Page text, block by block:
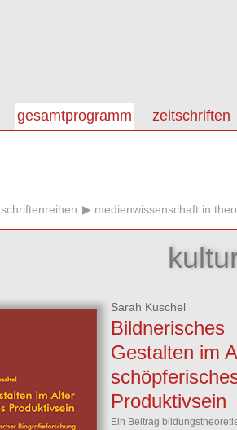
gesamtprogramm zeitschriften
schriftenreihen medienwissenschaft in
Sarah Kuschel
Bildnerisches
Gestalten im
Produktivsein
Ein Beitrag